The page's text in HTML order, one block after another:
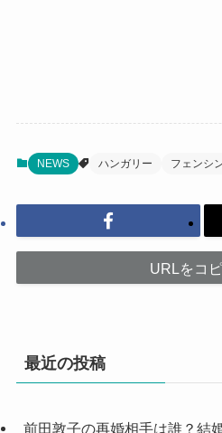
NEWS ハンガリー フェンシ
URLをコ
最近の投稿
前田敦子の再婚相手は誰？結